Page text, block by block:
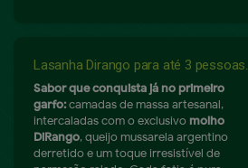
Lasanha Dirango para até 3 pessoas.
Sabor que conquista já no primeiro
garfo:camadas de massa artesanal,
intercaladas com o exclusivo molho
DiRango, queijo mussarela argentino
derretido e um toque irresistível de